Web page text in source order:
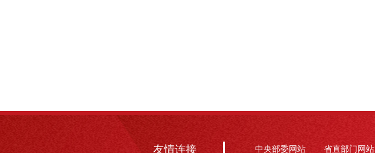
友情连接 中央部委网站 省直部门网站